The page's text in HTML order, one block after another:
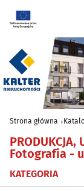
Strona główna
PRODUKCJA,
Fotografia -
KATEGORIA